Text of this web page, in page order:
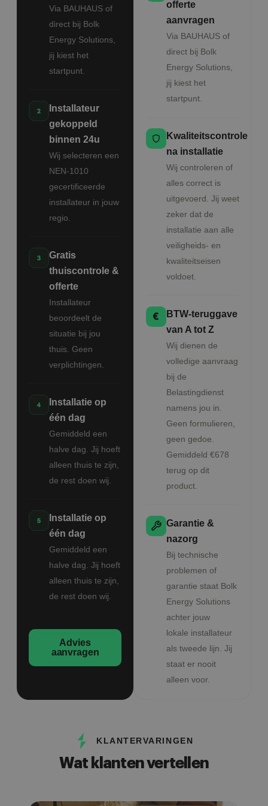
Via BAUHAUS of
direct bij Bolk
Energy Solutions,
jij kiest het
startpunt.
Installateur
gekoppeld
binnen 24u
Wij selecteren een
NEN-1010
gecertificeerde
installateur in jouw
regio.
Gratis
thuiscontrole &
offerte
Installateur
beoordeelt de
situatie bij jou
thuis. Geen
verplichtingen.
Installatie op
één dag
Gemiddeld een
halve dag. Jij hoeft
alleen thuis te zijn,
de rest doen wij.
Installatie op
één dag
Gemiddeld een
halve dag. Jij hoeft
alleen thuis te zijn,
de rest doen wij.
Advies
aanvragen
offerte
aanvragen
Via BAUHAUS of
direct bij Bolk
Energy Solutions,
jij kiest het
startpunt.
Kwaliteitscontrole
na installatie
Wij controleren of
alles correct is
uitgevoerd. Jij weet
zeker dat de
installatie aan alle
veiligheids- en
kwaliteitseisen
voldoet.
BTW-teruggave
van A tot Z
Wij dienen de
volledige aanvraag
bij de
Belastingdienst
namens jou in.
Geen formulieren,
geen gedoe.
Gemiddeld €678
terug op dit
product.
Garantie &
nazorg
Bij technische
problemen of
garantie staat Bolk
Energy Solutions
achter jouw
lokale installateur
als tweede lijn. Jij
staat er nooit
alleen voor.
KLANTERVARINGEN
Wat klanten vertellen